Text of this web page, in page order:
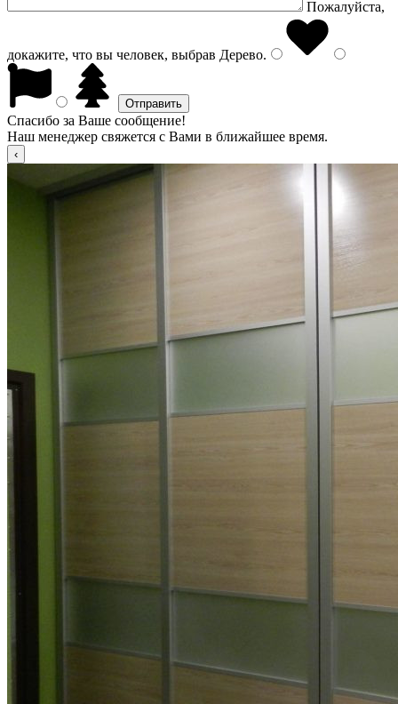
Пожалуйста,
докажите, что вы человек, выбрав Дерево.
Спасибо за Ваше сообщение!
Наш менеджер свяжется с Вами в ближайшее время.